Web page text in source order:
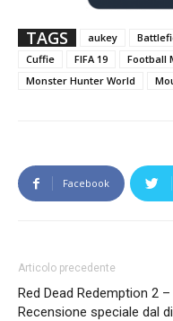
TAGS aukey
Cuffie
FIFA 19 Football
Monster Hunter World
Facebook
Articolo precedente
Red Dead Redemption 2 –
Recensione speciale dal